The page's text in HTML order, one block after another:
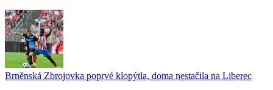
Brněnská Zbrojovka poprvé klopýtla, doma nestačila na Liberec